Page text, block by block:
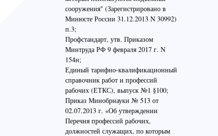
сооружения" (Зарегистрировано в
Минюсте России 31.12.2013 N 30992)
п.3;
Профстандарт, утв. Приказом
Минтруда РФ 9 февраля 2017 г. N
154н;
Единый тарифно-квалификационный
справочник работ и профессий
рабочих (ЕТКС), выпуск №1 §100;
Приказ Минобрнауки № 513 от
02.07.2013 г. «Об утверждении
Перечня профессий рабочих,
должностей служащих, по которым